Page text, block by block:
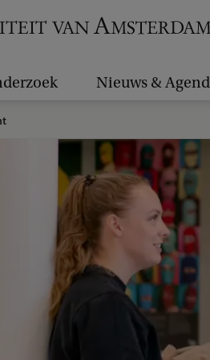
Nieuws &